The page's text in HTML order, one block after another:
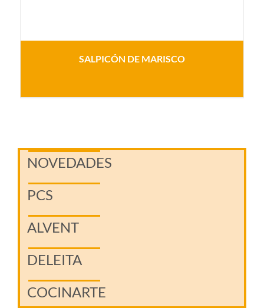
SALPICÓN DE MARISCO
NOVEDADES
PCS
ALVENT
DELEITA
COCINARTE